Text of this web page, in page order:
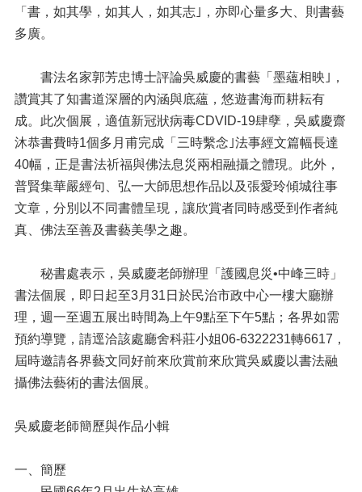
「書，如其學，如其人，如其志｣，亦即心量多大、則書藝
多廣。
書法名家郭芳忠博士評論吳威慶的書藝「墨蘊相映｣，
讚賞其了知書道深層的內涵與底蘊，悠遊書海而耕耘有
成。此次個展，適值新冠狀病毒CDVID-19肆孽，吳威慶齋
沐恭書費時1個多月甫完成「三時繫念｣法事經文篇幅長達
40幅，正是書法祈福與佛法息災兩相融攝之體現。此外，
普賢集華嚴經句、弘一大師思想作品以及張愛玲傾城往事
文章，分別以不同書體呈現，讓欣賞者同時感受到作者純
真、佛法至善及書藝美學之趣。
秘書處表示，吳威慶老師辦理「護國息災•中峰三時」
書法個展，即日起至3月31日於民治市政中心一樓大廳辦
理，週一至週五展出時間為上午9點至下午5點；各界如需
預約導覽，請逕洽該處廳舍科莊小姐06-6322231轉6617，
屆時邀請各界藝文同好前來欣賞前來欣賞吳威慶以書法融
攝佛法藝術的書法個展。
吳威慶老師簡歷與作品小輯
一、簡歷